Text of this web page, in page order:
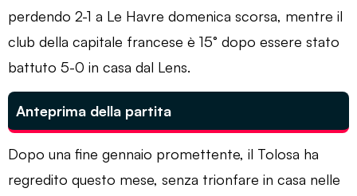
perdendo 2-1 a Le Havre domenica scorsa, mentre il
club della capitale francese è 15° dopo essere stato
battuto 5-0 in casa dal Lens.
Anteprima della partita
Dopo una fine gennaio promettente, il Tolosa ha
regredito questo mese, senza trionfare in casa nelle